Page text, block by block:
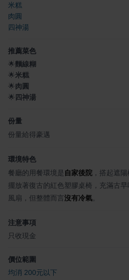
米糕
肉圓
四神湯
推薦菜色
🌟麵線糊
🌟米糕
🌟肉圓
🌟 四神湯
份量
份量給得豪邁
環境特色
餐廳的用餐環境是自家後院 ，搭起遮
擺放著復古的紅色塑膠桌椅，充滿古
風扇，但整體而言沒有冷氣
注意事項
只收現金
價位範圍
均消 200元以下